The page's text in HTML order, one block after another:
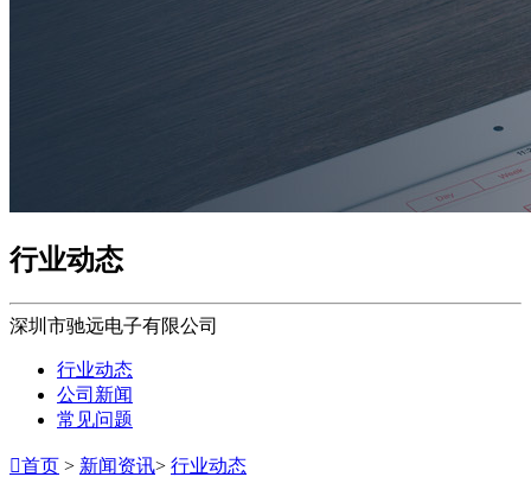
行业动态
深圳市驰远电子有限公司
行业动态
公司新闻
常见问题
首页 > 新闻资讯> 行业动态